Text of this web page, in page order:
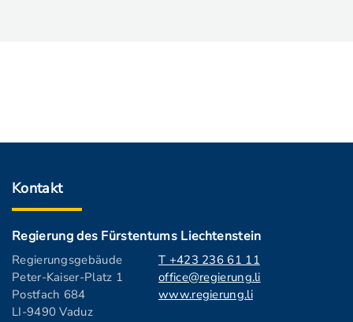
Kontakt
Regierung des Fürstentums Liechtenstein
Regierungsgebäude
Peter-Kaiser-Platz 1
Postfach 684
LI-9490 Vaduz
T +423 236 61 11
office@regierung.li
www.regierung.li